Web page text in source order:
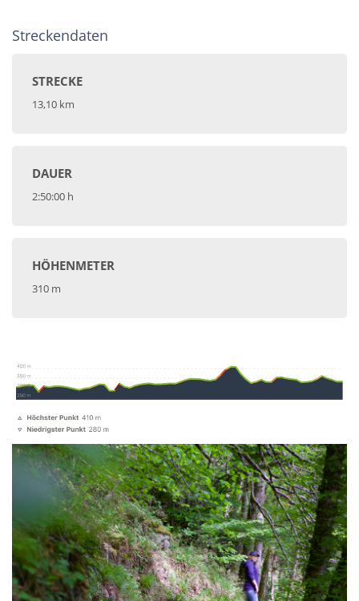
Streckendaten
STRECKE
13,10 km
DAUER
2:50:00 h
HÖHENMETER
310 m